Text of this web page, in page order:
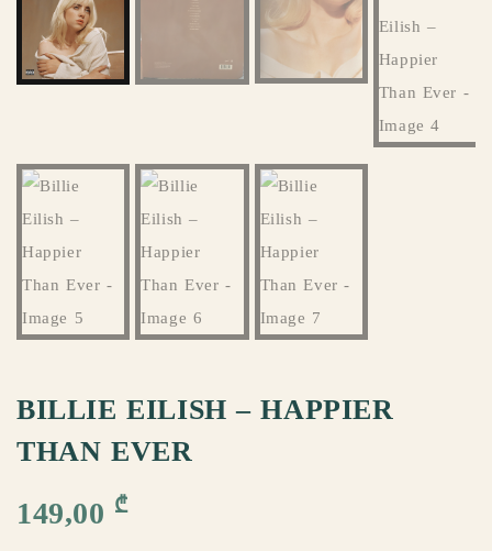
BILLIE EILISH – HAPPIER
THAN EVER
149,00 ₾